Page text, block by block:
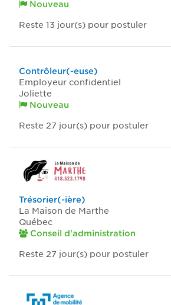
Nouveau
Reste 13 jour(s) pour postuler
Contrôleur(-euse)
Employeur confidentiel
Joliette
Nouveau
Reste 27 jour(s) pour postuler
Trésorier(-ière)
La Maison de Marthe
Québec
Conseil d'administration
Reste 27 jour(s) pour postuler